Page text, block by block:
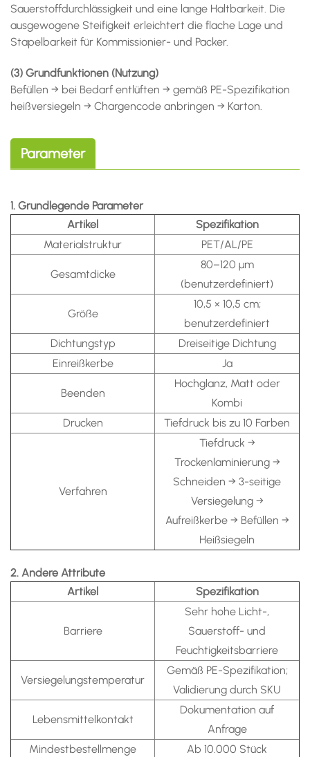
Sauerstoffdurchlässigkeit und eine lange Haltbarkeit. Die
ausgewogene Steifigkeit erleichtert die flache Lage und
Stapelbarkeit für Kommissionier- und Packer.
(3) Grundfunktionen (Nutzung)
Befüllen → bei Bedarf entlüften → gemäß PE-Spezifikation
heißversiegeln → Chargencode anbringen → Karton.
Parameter
1. Grundlegende Parameter
Artikel
Spezifikation
Materialstruktur
PET/AL/PE
Gesamtdicke
80–120 μm
(benutzerdefiniert)
Größe
10,5 × 10,5 cm;
benutzerdefiniert
Dichtungstyp
Dreiseitige Dichtung
Einreißkerbe
Ja
Beenden
Hochglanz, Matt oder
Kombi
Drucken
Tiefdruck bis zu 10 Farben
Verfahren
Tiefdruck →
Trockenlaminierung →
Schneiden → 3-seitige
Versiegelung →
Aufreißkerbe → Befüllen →
Heißsiegeln
2. Andere Attribute
Artikel
Spezifikation
Barriere
Sehr hohe Licht-,
Sauerstoff- und
Feuchtigkeitsbarriere
Versiegelungstemperatur
Gemäß PE-Spezifikation;
Validierung durch SKU
Lebensmittelkontakt
Dokumentation auf
Anfrage
Mindestbestellmenge
Ab 10.000 Stück